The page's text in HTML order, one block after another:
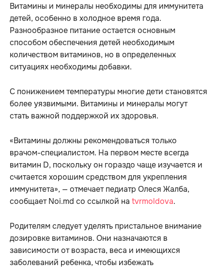
Витамины и минералы необходимы для иммунитета
детей, особенно в холодное время года.
Разнообразное питание остается основным
способом обеспечения детей необходимым
количеством витаминов, но в определенных
ситуациях необходимы добавки.
С понижением температуры многие дети становятся
более уязвимыми. Витамины и минералы могут
стать важной поддержкой их здоровья.
«Витамины должны рекомендоваться только
врачом-специалистом. На первом месте всегда
витамин D, поскольку он гораздо чаще изучается и
считается хорошим средством для укрепления
иммунитета», — отмечает педиатр Олеся Жалба,
сообщает Noi.md со ссылкой на tvrmoldova.
Родителям следует уделять пристальное внимание
дозировке витаминов. Они назначаются в
зависимости от возраста, веса и имеющихся
заболеваний ребенка, чтобы избежать